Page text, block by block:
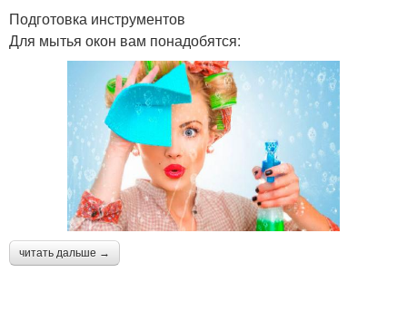
Подготовка инструментов
Для мытья окон вам понадобятся:
читать дальше →